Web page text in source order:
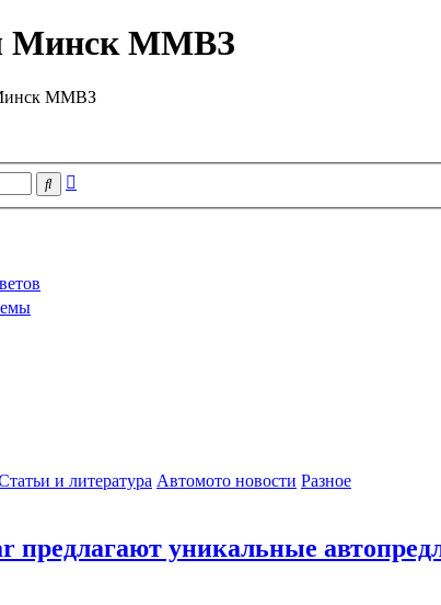
Минск ММВЗ
ММВЗ
Поиск
и литература Автомото новости Разное
предлагают уникальные